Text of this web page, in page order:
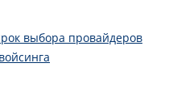
выбора провайдеров